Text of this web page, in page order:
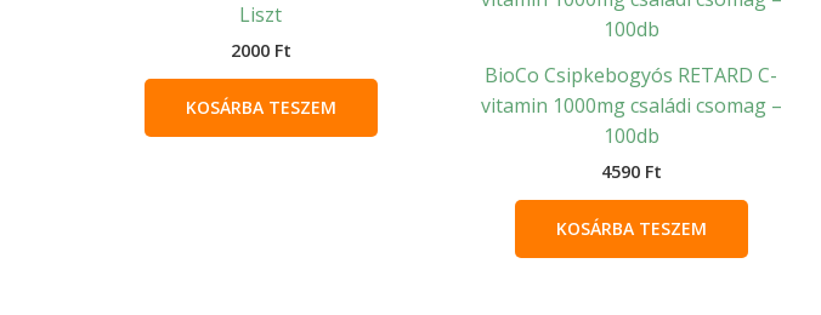
Liszt
2000 Ft
KOSÁRBA TESZEM
BioCo Csipkebogyós RETARD C-
vitamin 1000mg családi csomag –
100db
4590 Ft
KOSÁRBA TESZEM